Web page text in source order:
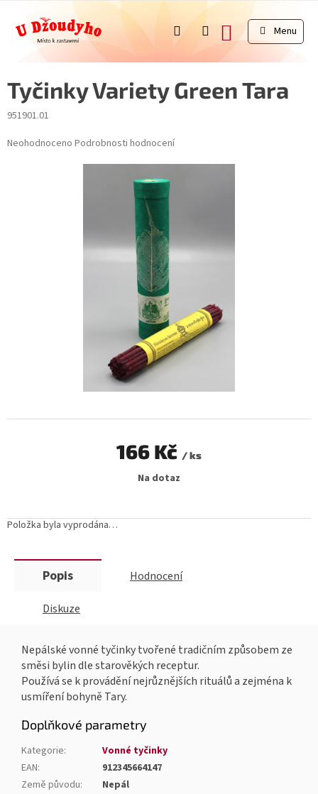
obsah
NÁKUPNÍ
KOŠÍK
Tyčinky Variety Green Tara
951901.01
Průměrné
Neohodnoceno Podrobnosti hodnocení
Položka byla vyprodána…
166 Kč / ks
cena:Na dotaz
Popis Hodnocení
Diskuze
Nepálské vonné tyčinky tvořené tradičním způsobem ze
směsi bylin dle starověkých receptur.
Používá se k provádění nejrůznějších rituálů a zejména k
usmíření bohyně Tary.
Doplňkové parametry
Kategorie:
Vonné tyčinky
EAN:
912345664147
Země původu:
Nepál